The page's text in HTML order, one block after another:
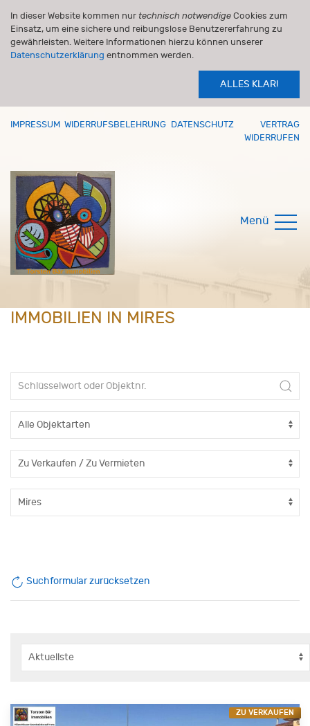
In dieser Website kommen nur technisch notwendige Cookies zum
Einsatz, um eine sichere und reibungslose Benutzererfahrung zu
gewährleisten. Weitere Informationen hierzu können unserer
Datenschutzerklärung entnommen werden.
ALLES KLAR!
IMPRESSUM WIDERRUFSBELEHRUNG DATENSCHUTZ
VERTRAG
WIDERRUFEN
Menü
IMMOBILIEN IN MIRES
Suchformular zurücksetzen
ZU VERKAUFEN